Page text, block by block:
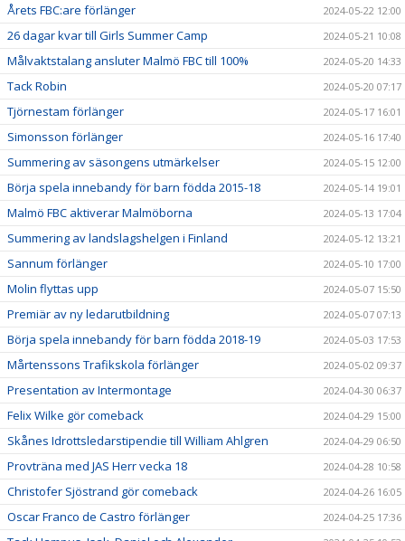
Årets FBC:are förlänger 2024-05-22 12:00
26 dagar kvar till Girls Summer Camp 2024-05-21 10:08
Målvaktstalang ansluter Malmö FBC till 100% 2024-05-20 14:33
Tack Robin 2024-05-20 07:17
Tjörnestam förlänger 2024-05-17 16:01
Simonsson förlänger 2024-05-16 17:40
Summering av säsongens utmärkelser 2024-05-15 12:00
Börja spela innebandy för barn födda 2015-18 2024-05-14 19:01
Malmö FBC aktiverar Malmöborna 2024-05-13 17:04
Summering av landslagshelgen i Finland 2024-05-12 13:21
Sannum förlänger 2024-05-10 17:00
Molin flyttas upp 2024-05-07 15:50
Premiär av ny ledarutbildning 2024-05-07 07:13
Börja spela innebandy för barn födda 2018-19 2024-05-03 17:53
Mårtenssons Trafikskola förlänger 2024-05-02 09:37
Presentation av Intermontage 2024-04-30 06:37
Felix Wilke gör comeback 2024-04-29 15:00
Skånes Idrottsledarstipendie till William Ahlgren 2024-04-29 06:50
Provträna med JAS Herr vecka 18 2024-04-28 10:58
Christofer Sjöstrand gör comeback 2024-04-26 16:05
Oscar Franco de Castro förlänger 2024-04-25 17:36